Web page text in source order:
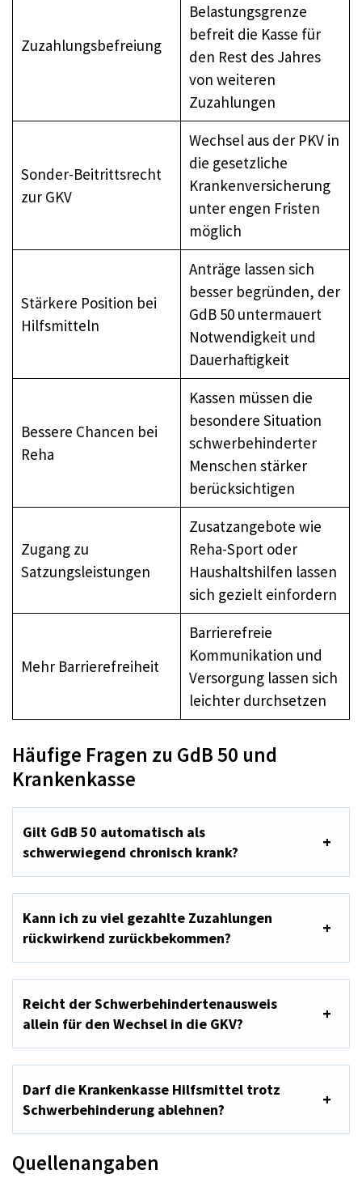
Zuzahlungsbefreiung
Belastungsgrenze
befreit die Kasse für
den Rest des Jahres
von weiteren
Zuzahlungen
Sonder-Beitrittsrecht
zur GKV
Wechsel aus der PKV in
die gesetzliche
Krankenversicherung
unter engen Fristen
möglich
Stärkere Position bei
Hilfsmitteln
Anträge lassen sich
besser begründen, der
GdB 50 untermauert
Notwendigkeit und
Dauerhaftigkeit
Bessere Chancen bei
Reha
Kassen müssen die
besondere Situation
schwerbehinderter
Menschen stärker
berücksichtigen
Zugang zu
Satzungsleistungen
Zusatzangebote wie
Reha-Sport oder
Haushaltshilfen lassen
sich gezielt einfordern
Mehr Barrierefreiheit
Barrierefreie
Kommunikation und
Versorgung lassen sich
leichter durchsetzen
Häufige Fragen zu GdB 50 und
Krankenkasse
Gilt GdB 50 automatisch als
schwerwiegend chronisch krank?
Kann ich zu viel gezahlte Zuzahlungen
rückwirkend zurückbekommen?
Reicht der Schwerbehindertenausweis
allein für den Wechsel in die GKV?
Darf die Krankenkasse Hilfsmittel trotz
Schwerbehinderung ablehnen?
Quellenangaben